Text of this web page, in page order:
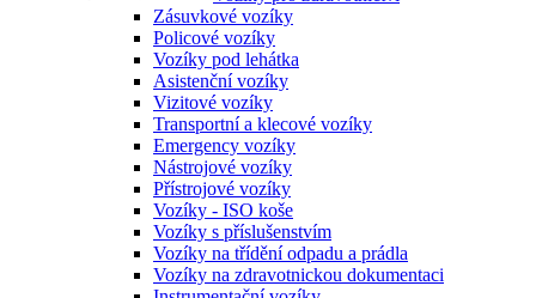
Zásuvkové vozíky
Policové vozíky
Vozíky pod lehátka
Asistenční vozíky
Vizitové vozíky
Transportní a klecové vozíky
Emergency vozíky
Nástrojové vozíky
Přístrojové vozíky
Vozíky - ISO koše
Vozíky s příslušenstvím
Vozíky na třídění odpadu a prádla
Vozíky na zdravotnickou dokumentaci